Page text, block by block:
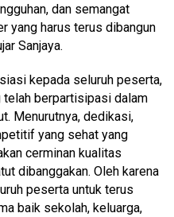
dan semangat
yang harus terus dibangun
Sanjaya.
kepada seluruh peserta,
telah berpartisipasi dalam
Menurutnya, dedikasi,
yang sehat yang
cerminan kualitas
dibanggakan. Oleh karena
peserta untuk terus
baik sekolah, keluarga,